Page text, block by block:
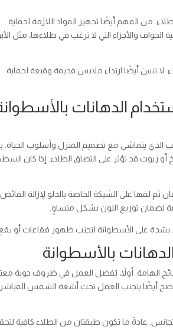
من المهم أيضًا تجهيز المواد اللازمة لحماية
والأجزاء التي لا ترغب في طلاءها، مثل
لا تنسَ أيضًا ارتداء ملابس قديمة وقبعة لحماية
الدهانات
الذي يتماشى مع تصميم المنزل وأسلوب الحياة.
أو زيوت قد تؤثر على التصاق الطلاء. إذا كان
لفها على الشبكة الخاصة بالدلو لإزالة
لضمان توزيع اللون بشكل متساوٍ.
بشدة على الأسطوانة لتجنب ظهور فقاعات أو
بالأسطوانة
الهامة. أولاً، يُفضل العمل في ظروف جوية
يُنصح أيضًا بتجنب العمل تحت أشعة الشمس
عادةً ما تكون طبقتان من الطلاء كافية